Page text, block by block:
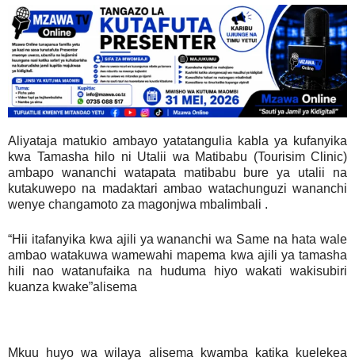
Aliyataja matukio ambayo yatatangulia kabla ya kufanyika
kwa Tamasha hilo ni Utalii wa Matibabu (Tourisim Clinic)
ambapo wananchi watapata matibabu bure ya utalii na
kutakuwepo na madaktari ambao watachunguzi wananchi
wenye changamoto za magonjwa mbalimbali .
“Hii itafanyika kwa ajili ya wananchi wa Same na hata wale
ambao watakuwa wamewahi mapema kwa ajili ya tamasha
hili nao watanufaika na huduma hiyo wakati wakisubiri
kuanza kwake”alisema
Mkuu huyo wa wilaya alisema kwamba katika kuelekea